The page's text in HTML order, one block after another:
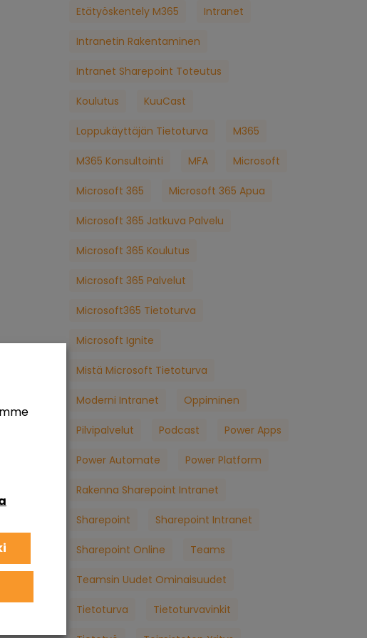
Etätyöskentely M365 Intranet
Intranetin Rakentaminen
Intranet Sharepoint Toteutus
Koulutus KuuCast
Loppukäyttäjän Tietoturva M365
M365 Konsultointi MFA Microsoft
Microsoft 365 Microsoft 365 Apua
Microsoft 365 Jatkuva Palvelu
Microsoft 365 Koulutus
Microsoft 365 Palvelut
Microsoft365 Tietoturva
Microsoft Ignite
Mistä Microsoft Tietoturva
Moderni Intranet Oppiminen
Pilvipalvelut Podcast Power Apps
Power Automate Power Platform
Rakenna Sharepoint Intranet
Sharepoint Sharepoint Intranet
Sharepoint Online Teams
Teamsin Uudet Ominaisuudet
Tietoturva Tietoturvavinkit